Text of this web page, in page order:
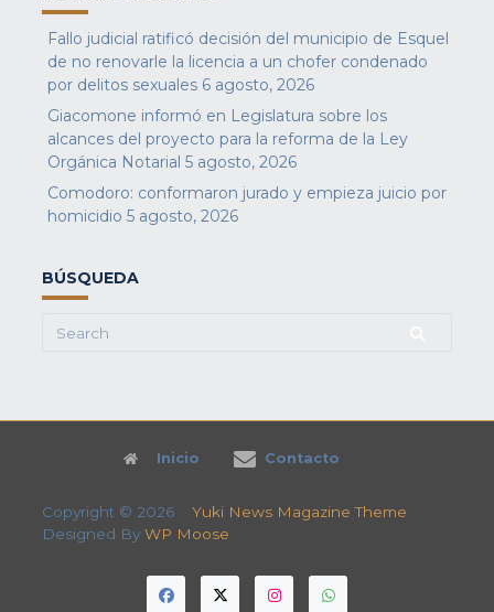
Fallo judicial ratificó decisión del municipio de Esquel
de no renovarle la licencia a un chofer condenado
por delitos sexuales 6 agosto, 2026
Giacomone informó en Legislatura sobre los
alcances del proyecto para la reforma de la Ley
Orgánica Notarial 5 agosto, 2026
Comodoro: conformaron jurado y empieza juicio por
homicidio 5 agosto, 2026
BÚSQUEDA
Search
Inicio Contacto
Copyright © 2026 Yuki News Magazine Theme
Designed By WP Moose